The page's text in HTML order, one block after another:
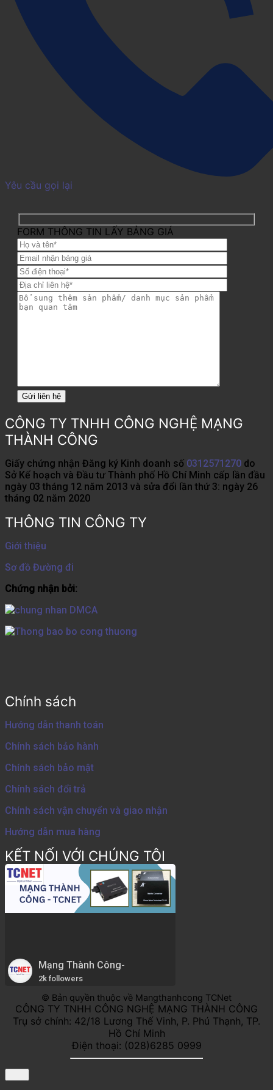
Yêu cầu gọi lại
FORM THÔNG TIN LẤY BẢNG GIÁ
CÔNG TY TNHH CÔNG NGHỆ MẠNG
THÀNH CÔNG
Giấy chứng nhận Đăng ký Kinh doanh số 0312571270 do
Sở Kế hoạch và Đầu tư Thành phố Hồ Chí Minh cấp lần đầu
ngày 03 tháng 12 năm 2013 và sửa đổi lần thứ 3: ngày 26
tháng 02 năm 2020
THÔNG TIN CÔNG TY
Giới thiệu
Sơ đồ Đường đi
Chứng nhận bởi:
Chính sách
Hướng dẫn thanh toán
Chính sách bảo hành
Chính sách bảo mật
Chính sách đổi trả
Chính sách vận chuyển và giao nhận
Hướng dẫn mua hàng
KẾT NỐI VỚI CHÚNG TÔI
Mạng Thành Công-
2k followers
© Bản quyền thuộc về Mangthanhcong TCNet
CÔNG TY TNHH CÔNG NGHỆ MẠNG THÀNH CÔNG
Trụ sở chính: 42/18 Lương Thế Vinh, P. Phú Thạnh, TP.
Hồ Chí Minh
Điện thoại: (028)6285 0999